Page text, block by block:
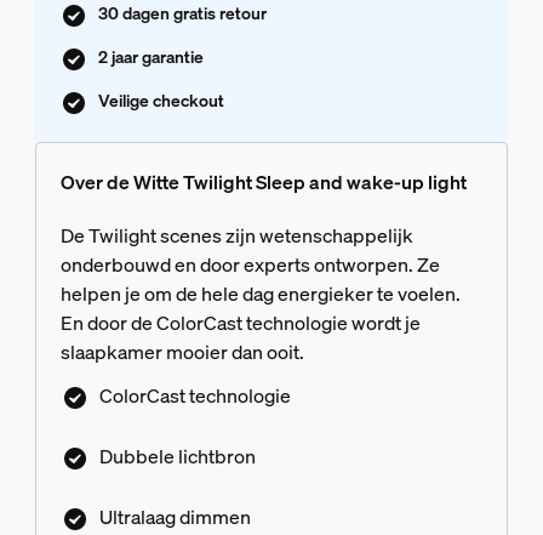
30 dagen gratis retour
2 jaar garantie
Veilige checkout
Over de Witte Twilight Sleep and wake-up light
De Twilight scenes zijn wetenschappelijk
onderbouwd en door experts ontworpen. Ze
helpen je om de hele dag energieker te voelen.
En door de ColorCast technologie wordt je
slaapkamer mooier dan ooit.
ColorCast technologie
Dubbele lichtbron
Ultralaag dimmen